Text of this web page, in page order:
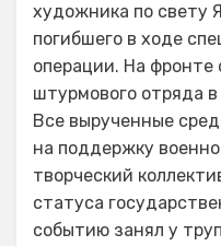
художника по свету
погибшего в ходе
операции. На фронте
штурмового отряда
Все вырученные
на поддержку
творческий
статуса
событию занял у